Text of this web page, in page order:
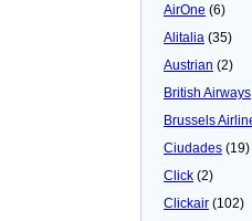
AirOne (6)
Alitalia (35)
Austrian (2)
British Airways
Brussels
Ciudades (19)
Click (2)
Clickair (102)